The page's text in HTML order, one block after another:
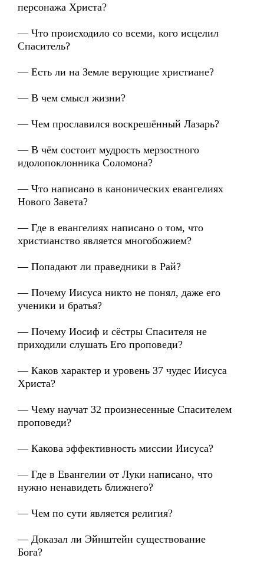
персонажа Христа?
— Что происходило со всеми, кого исцелил
Спаситель?
— Есть ли на Земле верующие христиане?
— В чем смысл жизни?
— Чем прославился воскрешённый Лазарь?
— В чём состоит мудрость мерзостного
идолопоклонника Соломона?
— Что написано в канонических евангелиях
Нового Завета?
— Где в евангелиях написано о том, что
христианство является многобожием?
— Попадают ли праведники в Рай?
— Почему Иисуса никто не понял, даже его
ученики и братья?
— Почему Иосиф и сёстры Спасителя не
приходили слушать Его проповеди?
— Каков характер и уровень 37 чудес Иисуса
Христа?
— Чему научат 32 произнесенные Спасителем
проповеди?
— Какова эффективность миссии Иисуса?
— Где в Евангелии от Луки написано, что
нужно ненавидеть ближнего?
— Чем по сути является религия?
— Доказал ли Эйнштейн существование
Бога?